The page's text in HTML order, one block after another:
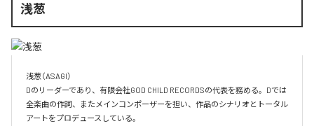
浅葱
浅葱（ASAGI）
Dのリーダーであり、有限会社GOD CHILD RECORDSの代表を務める。Dでは
全楽曲の作詞、またメインコンポーザーを担い、作品のシナリオとトータル
アートをプロデュースしている。